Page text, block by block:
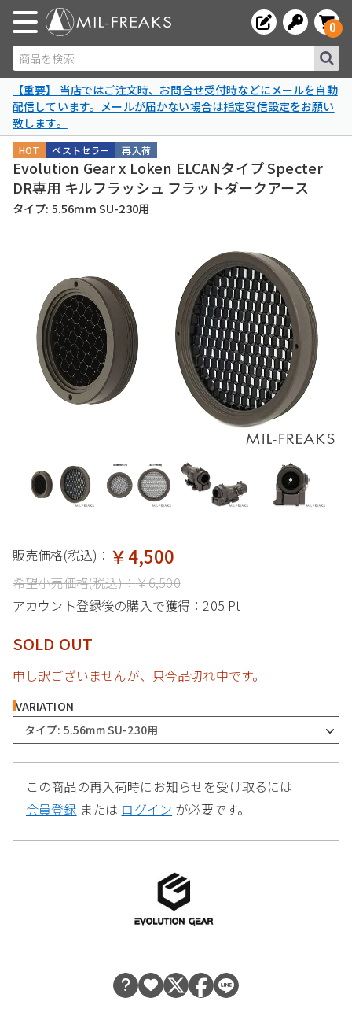
商品を検索
0
【重要】 当店ではご注文時、お問合せ受付時などにメールを自動
配信しています。メールが届かない場合は指定受信設定をお願い
致します。
再入荷
ベストセラー
HOT
Evolution Gear x Loken ELCANタイプ Specter
DR専用 キルフラッシュ フラットダークアース
タイプ: 5.56mm SU-230用
販売価格(税込)： ￥4,500
希望小売価格(税込)：￥6,500
アカウント登録後の購入で獲得：205 Pt
SOLD OUT
申し訳ございませんが、只今品切れ中です。
VARIATION
タイプ: 5.56mm SU-230用
この商品の再入荷時にお知らせを受け取るには
会員登録 または ログイン が必要です。